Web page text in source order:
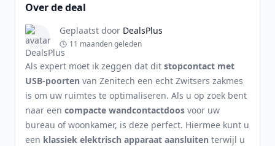
Over de deal
Geplaatst door DealsPlus
11 maanden geleden
Als expert moet ik zeggen dat dit stopcontact met
USB-poorten van Zenitech een echt Zwitsers zakmes
is om uw ruimtes te optimaliseren. Als u op zoek bent
naar een compacte wandcontactdoos voor uw
bureau of woonkamer, is deze perfect. Hiermee kunt u
een klassiek elektrisch apparaat aansluiten terwijl u